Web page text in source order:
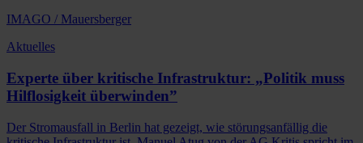
IMAGO / Mauersberger
Aktuelles
Experte über kritische Infrastruktur: „Politik muss
Hilflosigkeit überwinden”
Der Stromausfall in Berlin hat gezeigt, wie störungsanfällig die